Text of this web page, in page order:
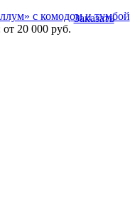
с комодом и тумбой
от 20 000руб.
Заказать